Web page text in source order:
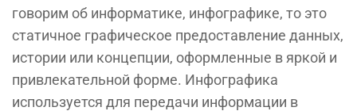
говорим об информатике, инфографике, то это
статичное графическое предоставление данных,
истории или концепции, оформленные в яркой и
привлекательной форме. Инфографика
используется для передачи информации в